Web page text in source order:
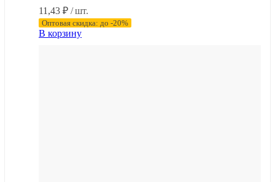
11,43 ₽ / шт.
Оптовая скидка: до -20%
В корзину